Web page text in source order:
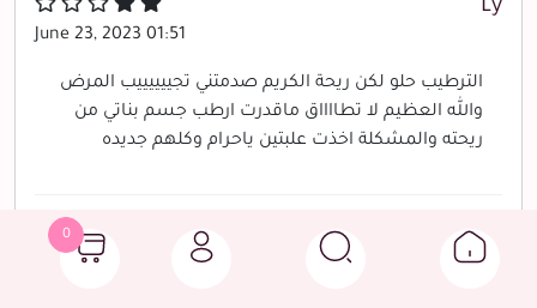
Ly
June 23, 2023 01:51
الترطيب حلو لكن ريحة الكريم صدمتني تجييييييب المرض
والله العظيم لا تطااااق ماقدرت ارطب جسم بناتي من
ريحته والمشكلة اخذت علبتين ياحرام وكلهم جديده
May 22, 2023 12:33
0